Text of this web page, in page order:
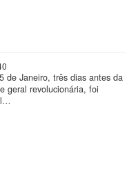
de Janeiro, três dias antes da
geral revolucionária, foi